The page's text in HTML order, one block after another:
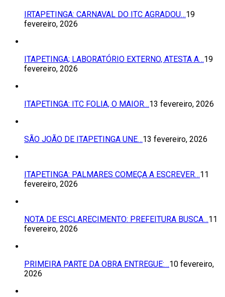
IRTAPETINGA: CARNAVAL DO ITC AGRADOU…19
fevereiro, 2026
ITAPETINGA; LABORATÓRIO EXTERNO, ATESTA A…19
fevereiro, 2026
ITAPETINGA: ITC FOLIA, O MAIOR…13 fevereiro, 2026
SÃO JOÃO DE ITAPETINGA UNE…13 fevereiro, 2026
ITAPETINGA: PALMARES COMEÇA A ESCREVER…11
fevereiro, 2026
NOTA DE ESCLARECIMENTO: PREFEITURA BUSCA…11
fevereiro, 2026
PRIMEIRA PARTE DA OBRA ENTREGUE:…10 fevereiro,
2026